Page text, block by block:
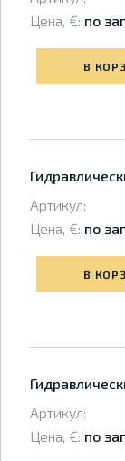
Цена, €: по
В
Артикул:
Цена, €: по
В
Артикул:
Цена, €: по